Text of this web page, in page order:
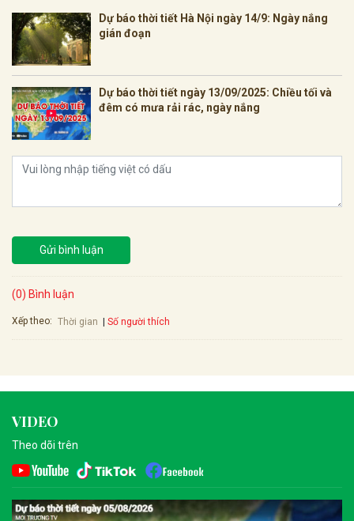
Dự báo thời tiết Hà Nội ngày 14/9: Ngày nắng
gián đoạn
Dự báo thời tiết ngày 13/09/2025: Chiều tối và
đêm có mưa rải rác, ngày nắng
Gửi bình luận
(0) Bình luận
Xếp theo: Thời gian Số người thích
VIDEO
Theo dõi trên